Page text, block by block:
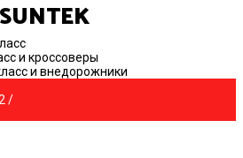
SUNTEK
и кроссоверы
и внедорожники
/